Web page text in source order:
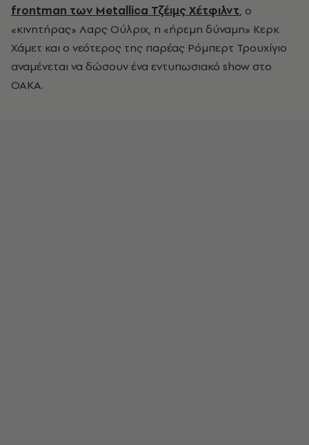
frontman των Metallica Τζέιμς Χέτφιλντ, ο
«κινητήρας» Λαρς Ούλριχ, η «ήρεμη δύναμη» Κερκ
Χάμετ και ο νεότερος της παρέας Ρόμπερτ Τρουχίγιο
αναμένεται να δώσουν ένα εντυπωσιακό show στο
ΟΑΚΑ.